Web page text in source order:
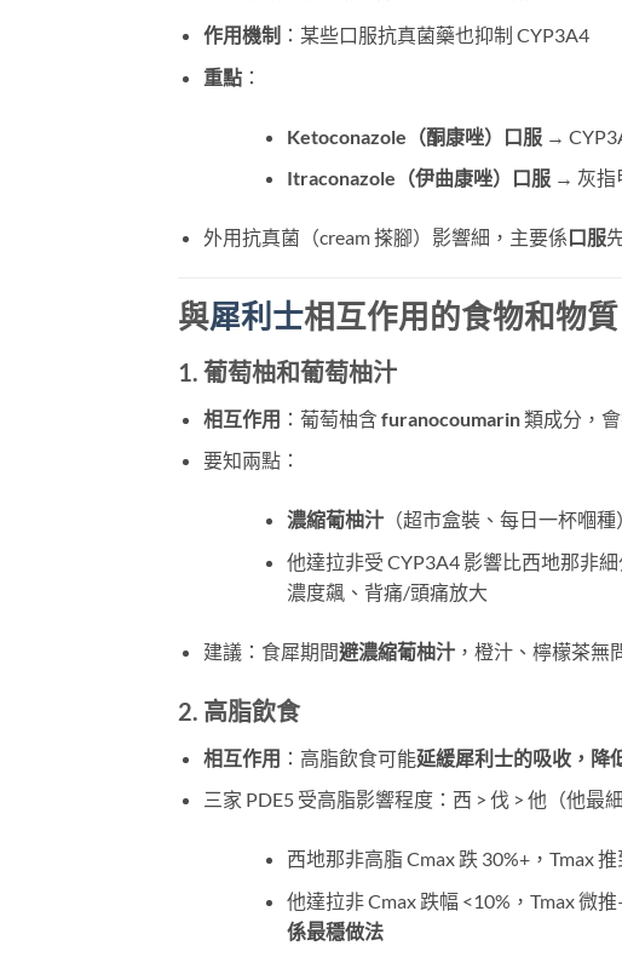
作用機制 ：某些口服抗真菌藥也抑制 CYP3A4
重點：
Ketoconazole（酮康唑）口服 →
Itraconazole（伊曲康唑）口服 → 灰指
外用抗真菌（cream 搽腳）影響細，主要係口服
與犀利士相互作用的食物和物質
1. 葡萄柚和葡萄柚汁
相互作用 ：葡萄柚含 furanocoumarin 類成分，
要知兩點：
濃縮葡柚汁（超市盒裝、每日一杯嗰
他達拉非受 CYP3A4 影響比西地那非
濃度飆、背痛/頭痛放大
建議：食犀期間避濃縮葡柚汁，橙汁、檸檬茶無
2. 高脂飲食
相互作用 ：高脂飲食可能延緩犀利士的吸收，降
三家 PDE5 受高脂影響程度：西 > 伐 > 他（他最細
西地那非高脂 Cmax 跌 30%+，Tmax 推
他達拉非 Cmax 跌幅 <10%，Tmax 微
係最穩做法